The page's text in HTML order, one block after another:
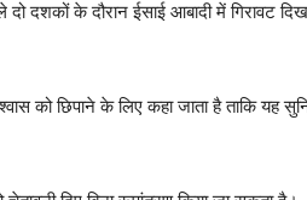
दशकों के दौरान ईसाई आबादी में गिरावट
को छिपाने के लिए कहा जाता है ताकि यह